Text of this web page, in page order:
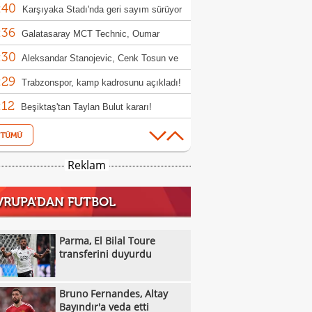
milyon TL'lik tazminat davası
Karşıyaka Stadı'nda geri sayım sürüyor
Galatasaray MCT Technic, Oumar
transfer etti
Aleksandar Stanojevic, Cenk Tosun ve
Akbaba'dan Süper Lig mesajı
Trabzonspor, kamp kadrosunu açıkladı!
Beşiktaş'tan Taylan Bulut kararı!
Bruno Fernandes, Altay Bayındır'a veda
Dursun Özbek: "Galatasaray sadece bir
jübilesi için sahada
VakıfBank'tan smaçör takviyesi: Vanja
imzayı attı
Galatasaray, hazırlık maçında Villarreal'i
edecek
Finch, Anthony Edwards'ın rolünü neden
açıkladı
Villanueva'dan Towns'a: "Sen de
Reklam
FUTBOL
Parma, El Bilal Toure
transferini duyurdu
Bruno Fernandes, Altay
Bayındır'a veda etti